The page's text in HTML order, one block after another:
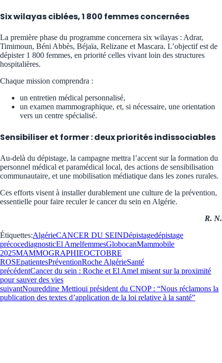
Six wilayas ciblées, 1 800 femmes concernées
La première phase du programme concernera six wilayas : Adrar,
Timimoun, Béni Abbès, Béjaïa, Relizane et Mascara. L’objectif est de
dépister 1 800 femmes, en priorité celles vivant loin des structures
hospitalières.
Chaque mission comprendra :
un entretien médical personnalisé,
un examen mammographique, et, si nécessaire, une orientation
vers un centre spécialisé.
Sensibiliser et former : deux priorités indissociables
Au-delà du dépistage, la campagne mettra l’accent sur la formation du
personnel médical et paramédical local, des actions de sensibilisation
communautaire, et une mobilisation médiatique dans les zones rurales.
Ces efforts visent à installer durablement une culture de la prévention,
essentielle pour faire reculer le cancer du sein en Algérie.
R. N.
Étiquettes:AlgérieCANCER DU SEINDépistagedépistage
précocediagnosticEl AmelfemmesGlobocanMammobile
2025MAMMOGRAPHIEOCTOBRE
ROSEpatientesPréventionRoche AlgérieSanté
précédentCancer du sein : Roche et El Amel misent sur la proximité
pour sauver des vies
suivantNoureddine Mettioui président du CNOP : “Nous réclamons la
publication des textes d’application de la loi relative à la santé”